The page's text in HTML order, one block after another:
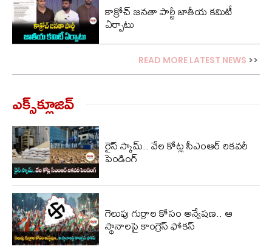
కాక్రోచ్ జనతా పార్టీ జాతీయ కమిటీ
ఏర్పాటు
READ MORE LATEST NEWS >>
ఎక్స్‌క్లూజివ్‌
రైస్ స్కామ్.. వేల కోట్ల‌ సీఎంఆర్ రికవరీ
పెండింగ్
గెలుపు గుర్రాల కోసం అన్వేషణ.. ఆ
స్థానాలపై కాంగ్రెస్ ఫోకస్